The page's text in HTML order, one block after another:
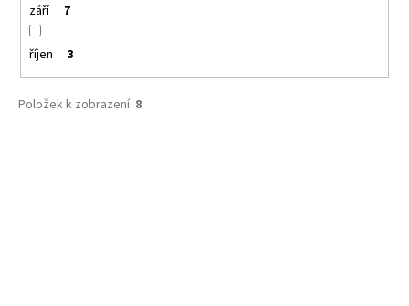
září 7
říjen 3
Položek k zobrazení: 8